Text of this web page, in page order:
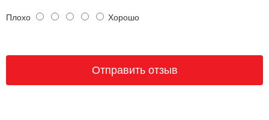
Плохо Хорошо